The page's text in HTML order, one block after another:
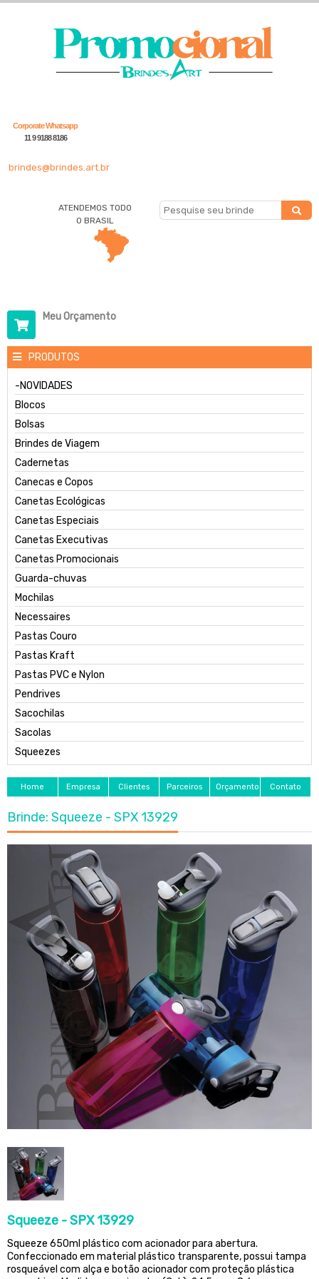
Corporate Whatsapp
11 9 9188 8186
brindes@brindes.art.br
ATENDEMOS TODO
O BRASIL
Meu Orçamento
PRODUTOS
-NOVIDADES
Blocos
Bolsas
Brindes de Viagem
Cadernetas
Canecas e Copos
Canetas Ecológicas
Canetas Especiais
Canetas Executivas
Canetas Promocionais
Guarda-chuvas
Mochilas
Necessaires
Pastas Couro
Pastas Kraft
Pastas PVC e Nylon
Pendrives
Sacochilas
Sacolas
Squeezes
Home Empresa Clientes Parceiros Orçamento Contato
Brinde: Squeeze - SPX 13929
Squeeze - SPX 13929
Squeeze 650ml plástico com acionador para abertura.
Confeccionado em material plástico transparente, possui tampa
rosqueável com alça e botão acionador com proteção plástica